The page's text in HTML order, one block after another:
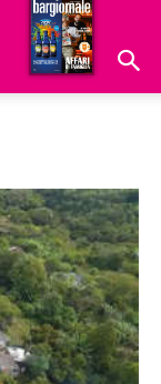
Hoteldomani